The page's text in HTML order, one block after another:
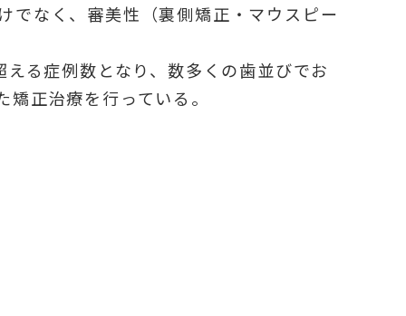
でなく、審美性（裏側矯正・マウスピー
る症例数となり、数多くの歯並びでお
正治療を行っている。